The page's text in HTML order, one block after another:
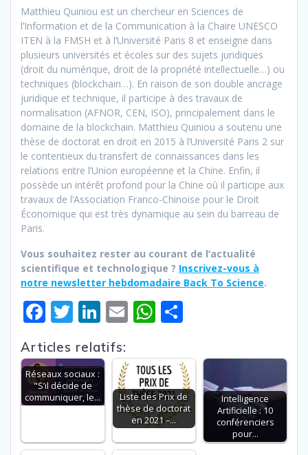
Matthieu Quiniou est un chercheur en Sciences de
l’Information et de la Communication à la Chaire UNESCO
ITEN à la FMSH et à l’Université Paris 8 et enseigne dans
plusieurs universités et écoles sur des sujets juridiques
(droit du numérique, droit de la propriété intellectuelle…) ou
techniques (blockchain…). En raison de son double ancrage
juridique et technique, il participe à des travaux de
normalisation (AFNOR, CEN, ISO), principalement dans le
domaine de la blockchain. Matthieu Quiniou a soutenu une
thèse de doctorat en droit en 2015 à l’Université Paris 2 sur
le contentieux du transfert de connaissances dans les
relations entre l’Union européenne et la Chine. Enfin, il
possède un intérêt profond pour la Chine où il participe aux
travaux de l’Association Franco-Chinoise pour le Droit
Économique qui est très dynamique au sein du barreau de
Paris.
Vous souhaitez rester au courant de l’actualité
scientifique et technologique ? Inscrivez-vous à
notre newsletter hebdomadaire Back To Science.
F
e
b
o
k
T
itt
er
Li
k
e
dI
n
E
ai
W
at
s
A
p
p
ta
g
er
Articles relatifs:
Réseaux sociaux :
"S’il décide de
communiquer, le…
Liste des Prix de
thèse de doctorat
en 2021 –…
Intelligence
Artificielle : 10
conférenciers
pour…